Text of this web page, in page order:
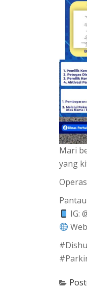
Mari
yang
IG: